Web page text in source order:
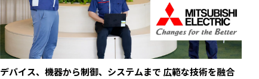
デバイス、機器から制御、システムまで 広範な技術を融合